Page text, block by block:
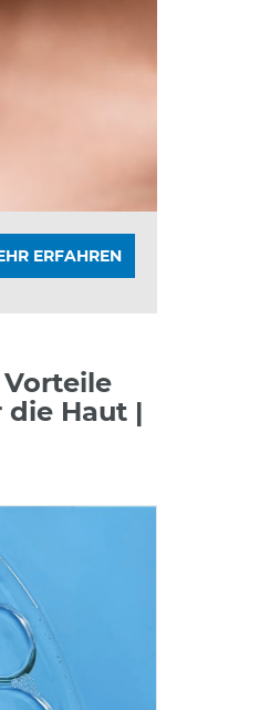
ERFAHREN
Haut |